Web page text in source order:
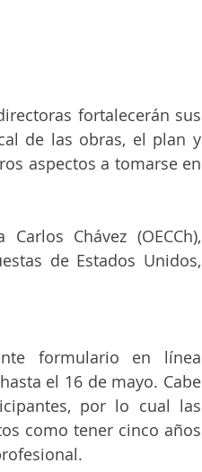
fortalecerán sus
de las obras, el plan y
aspectos a tomarse en
Chávez (OECCh),
de Estados Unidos,
el 16 de mayo. Cabe
por lo cual las
como tener cinco años